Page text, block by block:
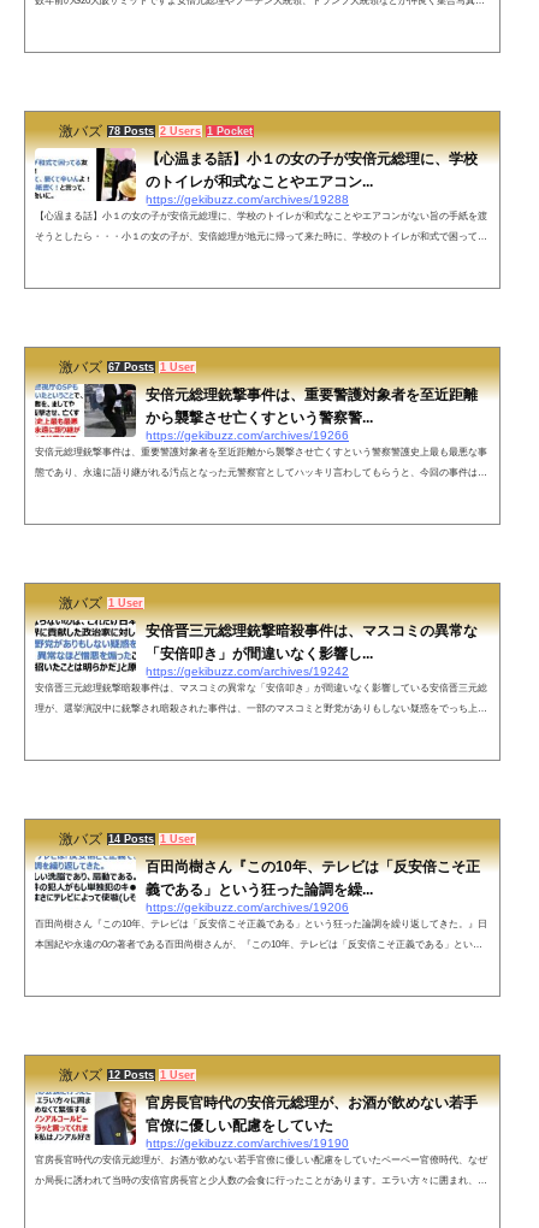
激バズ 78 Posts 2 Users 1 Pocket
【心温まる話】小１の女の子が安倍元総理に、学校
のトイレが和式なことやエアコン...
https://gekibuzz.com/archives/19288
【心温まる話】小１の女の子が安倍元総理に、学校のトイレが和式なことやエアコンがない旨の手紙を渡
そうとしたら・・・小１の女の子が、安倍総理が地元に帰って来た時に、学校のトイレが和式で困ってい
激バズ 67 Posts 1 User
安倍元総理銃撃事件は、重要警護対象者を至近距離
から襲撃させ亡くすという警察警...
https://gekibuzz.com/archives/19266
安倍元総理銃撃事件は、重要警護対象者を至近距離から襲撃させ亡くすという警察警護史上最も最悪な事
態であり、永遠に語り継がれる汚点となった元警察官としてハッキリ言わしてもらうと、今回の事件は奈
激バズ 1 User
安倍晋三元総理銃撃暗殺事件は、マスコミの異常な
「安倍叩き」が間違いなく影響し...
https://gekibuzz.com/archives/19242
安倍晋三元総理銃撃暗殺事件は、マスコミの異常な「安倍叩き」が間違いなく影響している安倍晋三元総
理が、選挙演説中に銃撃され暗殺された事件は、一部のマスコミと野党がありもしない疑惑をでっち上げ
激バズ 14 Posts 1 User
百田尚樹さん『この10年、テレビは「反安倍こそ正
義である」という狂った論調を繰...
https://gekibuzz.com/archives/19206
百田尚樹さん『この10年、テレビは「反安倍こそ正義である」という狂った論調を繰り返してきた。』日
本国紀や永遠の0の著者である百田尚樹さんが、『この10年、テレビは「反安倍こそ正義である」という
激バズ 12 Posts 1 User
官房長官時代の安倍元総理が、お酒が飲めない若手
官僚に優しい配慮をしていた
https://gekibuzz.com/archives/19190
官房長官時代の安倍元総理が、お酒が飲めない若手官僚に優しい配慮をしていたペーペー官僚時代、なぜ
か局長に誘われて当時の安倍官房長官と少人数の会食に行ったことがあります。エラい方々に囲まれ、お